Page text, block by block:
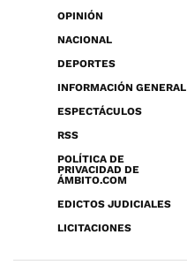
OPINIÓN
NACIONAL
DEPORTES
INFORMACIÓN GENERAL
ESPECTÁCULOS
RSS
POLÍTICA DE
PRIVACIDAD DE
ÁMBITO.COM
EDICTOS JUDICIALES
LICITACIONES